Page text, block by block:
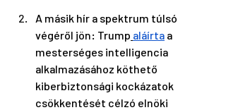
A másik hír a spektrum túlsó
végéről jön: Trump aláírta a
mesterséges intelligencia
alkalmazásához köthető
kiberbiztonsági kockázatok
csökkentését célzó elnöki